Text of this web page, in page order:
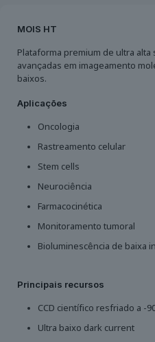
MOIS HT
Plataforma premium de ultra
avançadas em imageamento
baixos.
Aplicações
Oncologia
Rastreamento celular
Stem cells
Neurociência
Farmacocinética
Monitoramento tumoral
Bioluminescência de baixa
Principais recursos
CCD científico resfriado a -
Ultra baixo dark current